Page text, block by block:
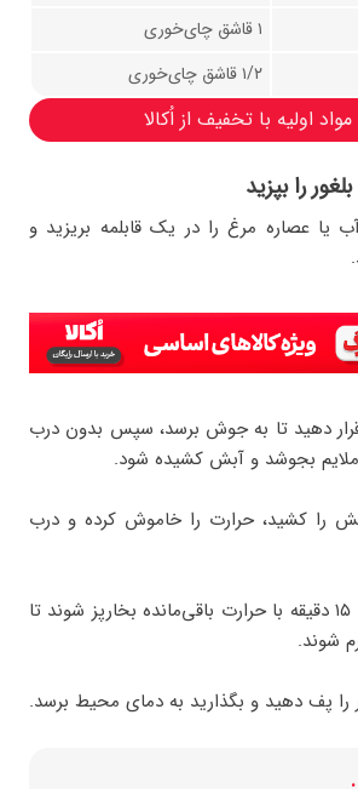
۱ قاشق چای‌خوری
۱/۲ قاشق چای‌خوری
اولیه با تخفیف از اُکالا
را بپزید
یا عصاره مرغ را در یک قابلمه بریزید و
قرار دهید تا به جوش برسد، سپس بدون درب
ملایم بجوشد و آبش کشیده شود.
را کشید، حرارت را خاموش کرده و درب
اجازه دهید مواد ۱۰ تا ۱۵ دقیقه با حرارت باقی‌مانده بخارپز شوند تا
شوند.
را پف دهید و بگذارید به دمای محیط برسد.